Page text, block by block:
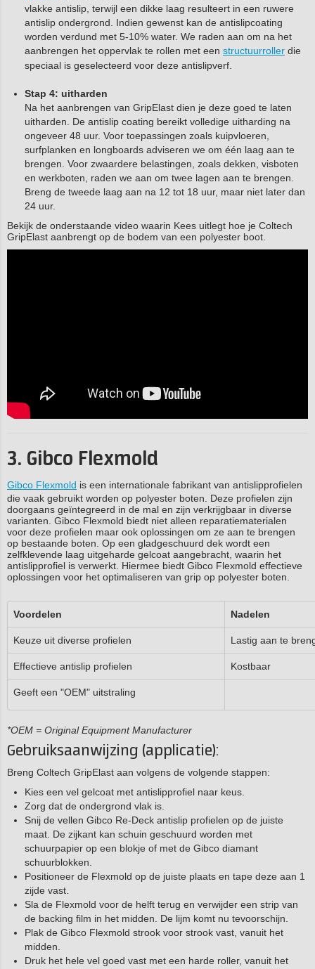
vlakke antislip, terwijl een dikke laag resulteert in een ruwere
antislip ondergrond. Indien gewenst kan de antislipcoating
worden verdund met 5-10% water. We raden aan om na het
aanbrengen het oppervlak te rollen met een structuurroller die
speciaal is geselecteerd voor deze antislipverf.
Stap 4: uitharden
Na het aanbrengen van GripElast dien je deze goed te laten
uitharden. De antislip coating bereikt volledige uitharding na
ongeveer 48 uur. Voor toepassingen zoals kuipvloeren,
surfplanken en longboards adviseren we om één laag aan te
brengen. Voor zwaardere belastingen, zoals dekken, visboten
en werkboten, raden we aan om twee lagen aan te brengen.
Breng de tweede laag aan na 12 tot 18 uur, maar niet later dan
24 uur.
Bekijk de onderstaande video waarin Kees uitlegt hoe je Coltech
GripElast aanbrengt op de bodem van een polyester boot.
3. Gibco Flexmold
Gibco Flexmold is een internationale fabrikant van antislipprofielen
die vaak gebruikt worden op polyester boten. Deze profielen zijn
doorgaans geïntegreerd in de mal en zijn verkrijgbaar in diverse
varianten. Gibco Flexmold biedt niet alleen reparatiematerialen
voor deze profielen maar ook oplossingen om ze aan te brengen
op bestaande boten. Op een gladgeschuurd dek wordt een
zelfklevende laag uitgeharde gelcoat aangebracht, waarin het
antislipprofiel is verwerkt. Hiermee biedt Gibco Flexmold effectieve
oplossingen voor het optimaliseren van grip op polyester boten.
Voordelen Nadelen
Keuze uit diverse profielen Lastig aan te
Effectieve antislip profielen Kostbaar
Geeft een "OEM" uitstraling
*OEM = Original Equipment Manufacturer
Gebruiksaanwijzing (applicatie):
Breng Coltech GripElast aan volgens de volgende stappen:
Kies een vel gelcoat met antislipprofiel naar keus.
Zorg dat de ondergrond vlak is.
Snij de vellen Gibco Re-Deck antislip profielen op de juiste
maat. De zijkant kan schuin geschuurd worden met
schuurpapier op een blokje of met de Gibco diamant
schuurblokken.
Positioneer de Flexmold op de juiste plaats en tape deze aan 1
zijde vast.
Sla de Flexmold voor de helft terug en verwijder een strip van
de backing film in het midden. De lijm komt nu tevoorschijn.
Plak de Gibco Flexmold strook voor strook vast, vanuit het
midden.
Druk het hele vel goed vast met een harde roller, vanuit het